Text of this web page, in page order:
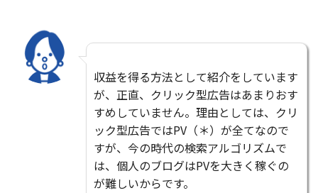
収益を得る方法として紹介をしています
が、正直、クリック型広告はあまりおす
すめしていません。理由としては、クリ
ック型広告ではPV（＊）が全てなので
すが、今の時代の検索アルゴリズムで
は、個人のブログはPVを大きく稼ぐの
が難しいからです。